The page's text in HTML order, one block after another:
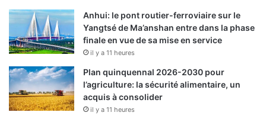
Anhui: le pont routier-ferroviaire sur le
Yangtsé de Ma’anshan entre dans la phase
finale en vue de sa mise en service
il y a 11 heures
Plan quinquennal 2026-2030 pour
l’agriculture: la sécurité alimentaire, un
acquis à consolider
il y a 11 heures